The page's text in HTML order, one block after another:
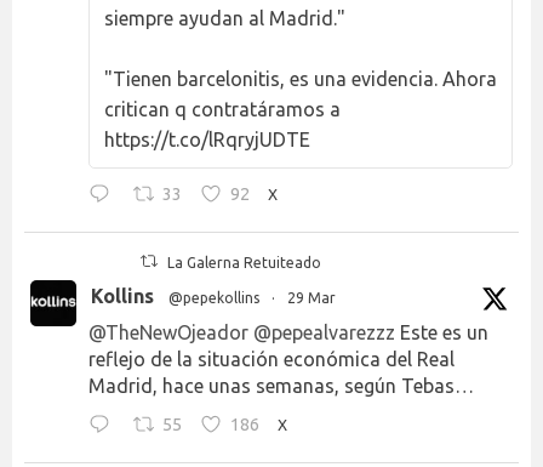
siempre ayudan al Madrid."
"Tienen barcelonitis, es una evidencia. Ahora
critican q contratáramos a
https://t.co/lRqryjUDTE
33 92 X
La Galerna Retuiteado
Kollins @pepekollins · 29 Mar
@TheNewOjeador @pepealvarezzz Este es un
reflejo de la situación económica del Real
Madrid, hace unas semanas, según Tebas…
55 186 X